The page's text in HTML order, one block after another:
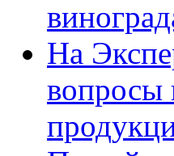
На
вопросы